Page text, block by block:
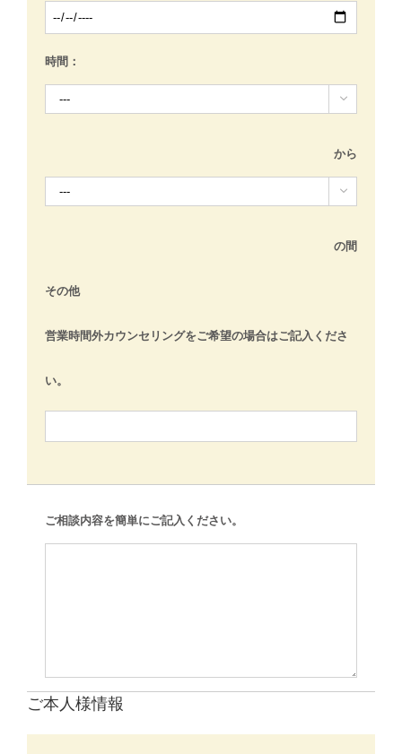
時間：

から

の間
その他
営業時間外カウンセリングをご希望の場合はご記入くださ
い。
ご相談内容を簡単にご記入ください。
ご本人様情報